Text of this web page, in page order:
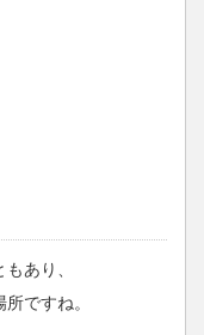
あり、
ですね。